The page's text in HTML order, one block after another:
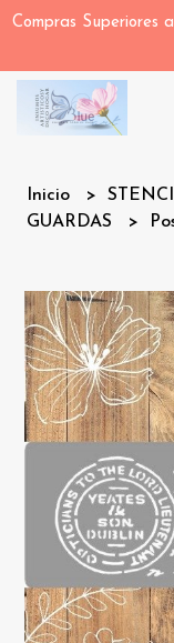
Compras Superiores
Inicio
GUARDAS